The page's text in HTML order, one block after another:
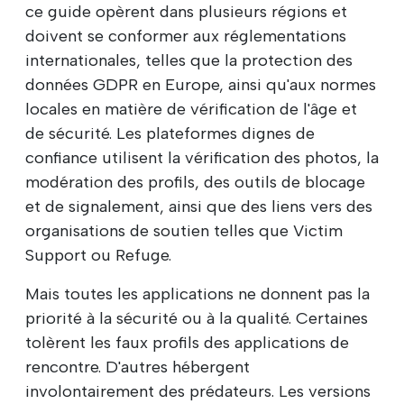
ce guide opèrent dans plusieurs régions et
doivent se conformer aux réglementations
internationales, telles que la protection des
données GDPR en Europe, ainsi qu'aux normes
locales en matière de vérification de l'âge et
de sécurité. Les plateformes dignes de
confiance utilisent la vérification des photos, la
modération des profils, des outils de blocage
et de signalement, ainsi que des liens vers des
organisations de soutien telles que Victim
Support ou Refuge.
Mais toutes les applications ne donnent pas la
priorité à la sécurité ou à la qualité. Certaines
tolèrent les faux profils des applications de
rencontre. D'autres hébergent
involontairement des prédateurs. Les versions